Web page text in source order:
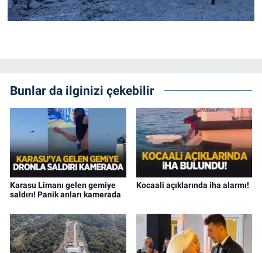
Bunlar da ilginizi çekebilir
Karasu Limanı gelen gemiye
saldırı! Panik anları kamerada
Kocaali açıklarında iha alarmı!